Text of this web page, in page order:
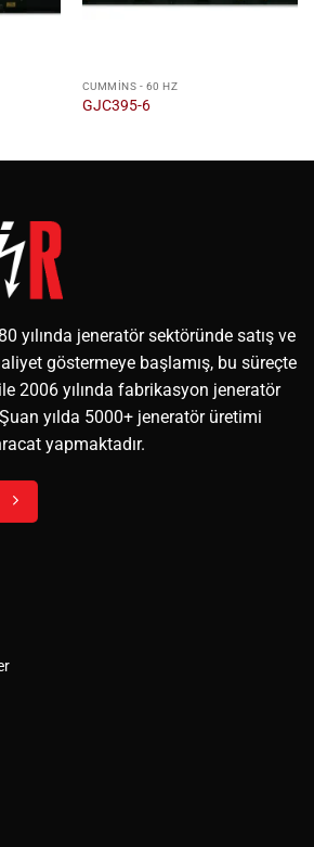
CUMMINS - 60 HZ
GJC395-6
yılında jeneratör sektöründe satış ve
göstermeye başlamış, bu süreçte
2006 yılında fabrikasyon jeneratör
yılda 5000+ jeneratör üretimi
yapmaktadır.